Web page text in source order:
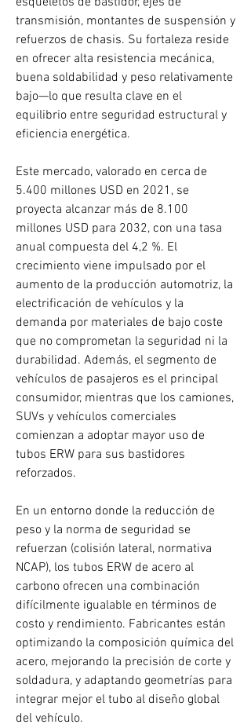
transmisión, montantes de suspensión y
refuerzos de chasis. Su fortaleza reside
en ofrecer alta resistencia mecánica,
buena soldabilidad y peso relativamente
bajo—lo que resulta clave en el
equilibrio entre seguridad estructural y
eficiencia energética.
Este mercado, valorado en cerca de
5.400 millones USD en 2021, se
proyecta alcanzar más de 8.100
millones USD para 2032, con una tasa
anual compuesta del 4,2 %. El
crecimiento viene impulsado por el
aumento de la producción automotriz, la
electrificación de vehículos y la
demanda por materiales de bajo coste
que no comprometan la seguridad ni la
durabilidad. Además, el segmento de
vehículos de pasajeros es el principal
consumidor, mientras que los camiones,
SUVs y vehículos comerciales
comienzan a adoptar mayor uso de
tubos ERW para sus bastidores
reforzados.
En un entorno donde la reducción de
peso y la norma de seguridad se
refuerzan (colisión lateral, normativa
NCAP), los tubos ERW de acero al
carbono ofrecen una combinación
difícilmente igualable en términos de
costo y rendimiento. Fabricantes están
optimizando la composición química del
acero, mejorando la precisión de corte y
soldadura, y adaptando geometrías para
integrar mejor el tubo al diseño global
del vehículo.